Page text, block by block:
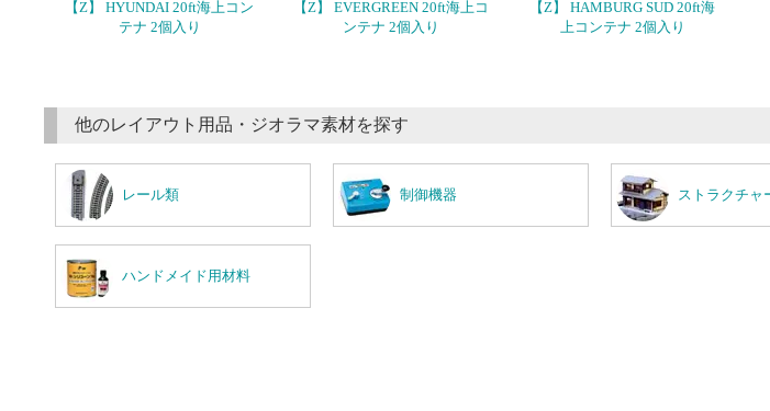
【Z】 HYUNDAI 20ft海上コン
テナ 2個入り
【Z】 EVERGREEN 20ft海上コ
ンテナ 2個入り
【Z】 HAMBURG SUD 20ft海
上コンテナ 2個入り
他のレイアウト用品・ジオラマ素材を探す
レール類 制御機器 ストラクチャ
ハンドメイド用材料